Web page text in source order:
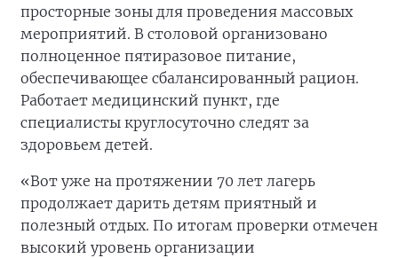
просторные зоны для проведения массовых
мероприятий. В столовой организовано
полноценное пятиразовое питание,
обеспечивающее сбалансированный рацион.
Работает медицинский пункт, где
специалисты круглосуточно следят за
здоровьем детей.
«Вот уже на протяжении 70 лет лагерь
продолжает дарить детям приятный и
полезный отдых. По итогам проверки отмечен
высокий уровень организации